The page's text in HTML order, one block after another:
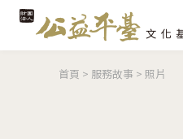
您在這裡
首頁 > 服務故事 > 照片